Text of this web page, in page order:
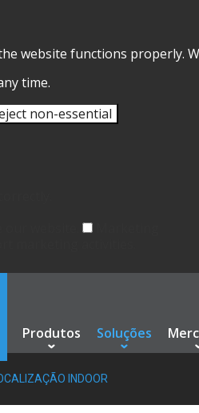
website functions properly.
time.
non-essential
Produtos Soluções
INDOOR